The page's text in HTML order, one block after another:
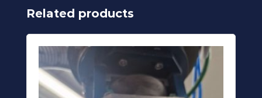
Related products